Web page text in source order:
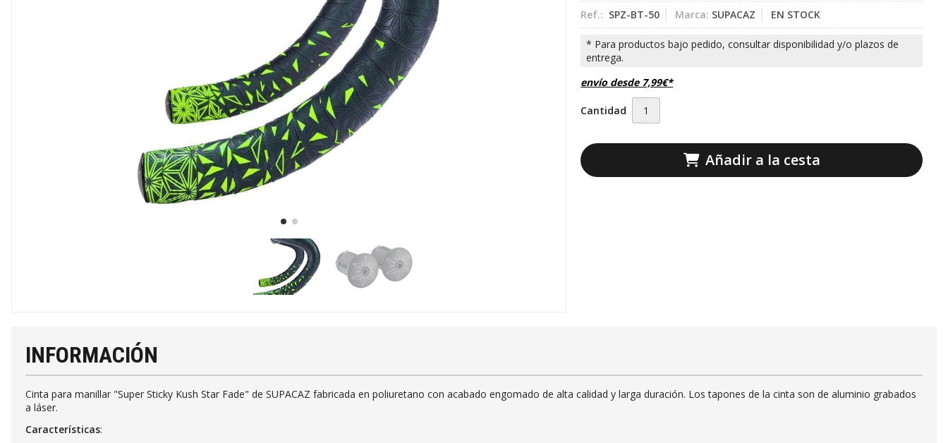
Ref.: SPZ-BT-50 Marca: SUPACAZ EN STOCK
envío desde 7,99€*
Cantidad
Añadir a la cesta
INFORMACIÓN
Cinta para manillar "Super Sticky Kush Star Fade" de SUPACAZ fabricada en poliuretano con acabado engomado de alta calidad y larga duración. Los tapones de la cinta son de aluminio grabados
a láser.
Características: